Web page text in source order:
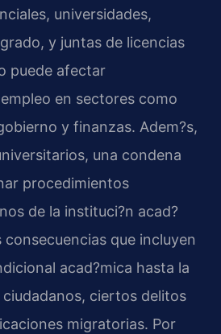
universidades,
y juntas de licencias
puede afectar
en sectores como
y finanzas. Adem?s,
una condena
procedimientos
de la instituci?n acad?
que incluyen
acad?mica hasta la
ciudadanos, ciertos delitos
migratorias. Por